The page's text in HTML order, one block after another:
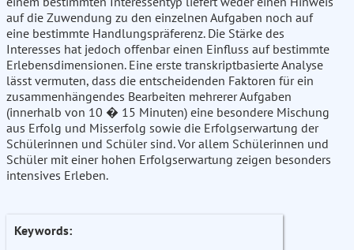
auf die Zuwendung zu den einzelnen Aufgaben noch auf
eine bestimmte Handlungspräferenz. Die Stärke des
Interesses hat jedoch offenbar einen Einfluss auf bestimmte
Erlebensdimensionen. Eine erste transkriptbasierte Analyse
lässt vermuten, dass die entscheidenden Faktoren für ein
zusammenhängendes Bearbeiten mehrerer Aufgaben
(innerhalb von 10 � 15 Minuten) eine besondere Mischung
aus Erfolg und Misserfolg sowie die Erfolgserwartung der
Schülerinnen und Schüler sind. Vor allem Schülerinnen und
Schüler mit einer hohen Erfolgserwartung zeigen besonders
intensives Erleben.
Keywords: